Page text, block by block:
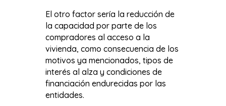
El otro factor sería la reducción de
la capacidad por parte de los
compradores al acceso a la
vivienda, como consecuencia de los
motivos ya mencionados, tipos de
interés al alza y condiciones de
financiación endurecidas por las
entidades.